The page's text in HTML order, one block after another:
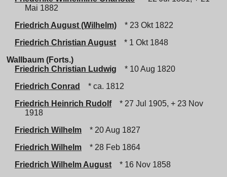
Mai 1882
Friedrich August (Wilhelm)
* 23 Okt 1822
Friedrich Christian August
* 1 Okt 1848
Wallbaum (Forts.)
Friedrich Christian Ludwig
* 10 Aug 1820
Friedrich Conrad
* ca. 1812
Friedrich Heinrich Rudolf
* 27 Jul 1905, + 23 Nov
1918
Friedrich Wilhelm
* 20 Aug 1827
Friedrich Wilhelm
* 28 Feb 1864
Friedrich Wilhelm August
* 16 Nov 1858